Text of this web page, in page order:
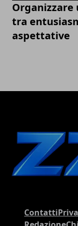
Organizzare
tra
aspettative
Contatti